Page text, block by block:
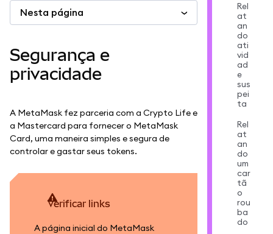
Mais web3
Fique em segurança
Nesta página
Segurança e
privacidade
A MetaMask fez parceria com a Crypto Life e
a Mastercard para fornecer o MetaMask
Card, uma maneira simples e segura de
controlar e gastar seus tokens.
Verificar links
A página inicial do MetaMask
Rel
at
an
do
ati
vid
ad
e
sus
pei
ta
Rel
at
an
do
um
car
tã
o
rou
ba
do